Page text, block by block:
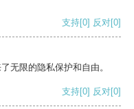
支持[0] 反对[0]
无限的隐私保护和自由。
支持[0] 反对[0]